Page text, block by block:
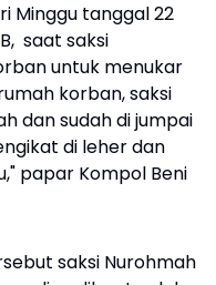
Minggu tanggal 22
saat saksi
untuk menukar
korban, saksi
dan sudah di jumpai
di leher dan
papar Kompol Beni
saksi Nurohmah